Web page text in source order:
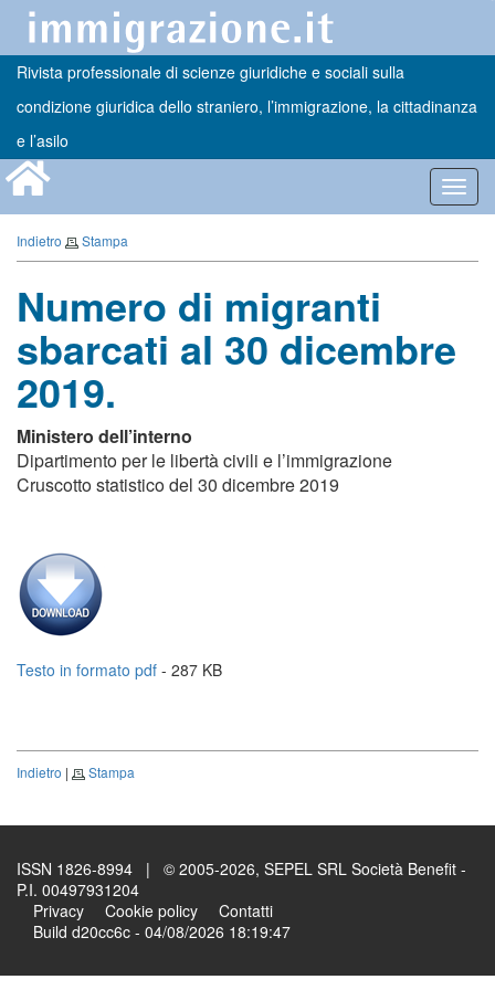
Rivista professionale di scienze giuridiche e sociali sulla
condizione giuridica dello straniero, l’immigrazione, la cittadinanza
e l’asilo
Indietro Stampa
Numero di migranti
sbarcati al 30 dicembre
2019.
Ministero dell’interno
Dipartimento per le libertà civili e l’immigrazione
Cruscotto statistico del 30 dicembre 2019
Testo in formato pdf - 287 KB
Indietro | Stampa
ISSN 1826-8994 | © 2005-2026, SEPEL SRL Società Benefit -
P.I. 00497931204
Privacy
Cookie policy
Contatti
Build d20cc6c - 04/08/2026 18:19:47